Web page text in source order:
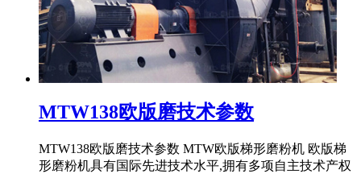
MTW138欧版磨技术参数
MTW138欧版磨技术参数 MTW欧版梯形磨粉机 欧版梯
形磨粉机具有国际先进技术水平,拥有多项自主技术产权